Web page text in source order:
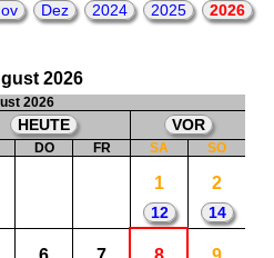
Dez 2024 2025
2026
2026
2026
HEUTE VOR
DO FR SA SO
1
12
2
14